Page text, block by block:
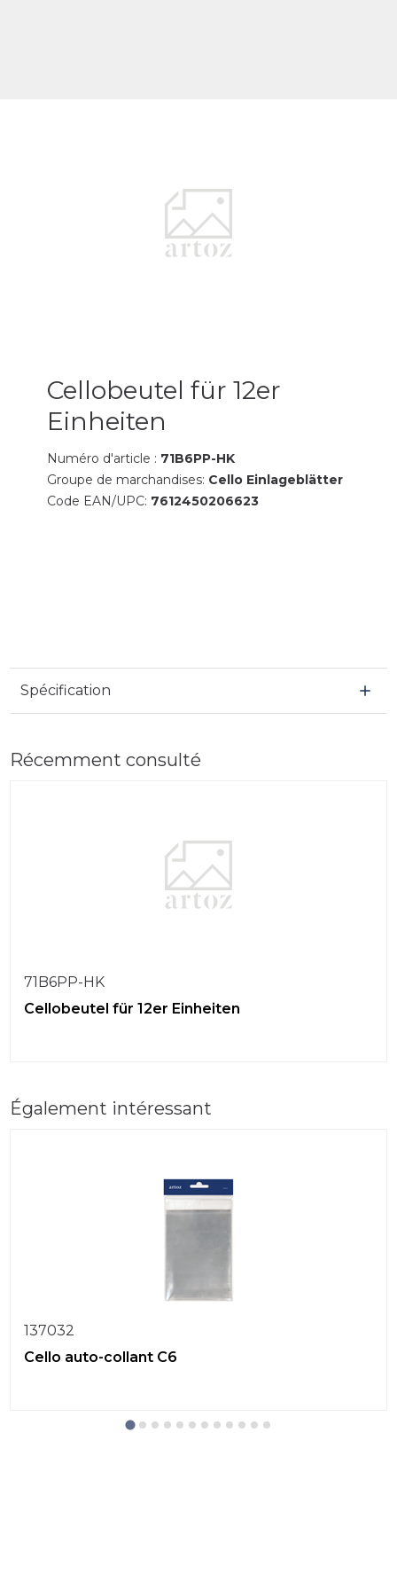
Cellobeutel für 12er
Einheiten
Numéro d'article : 71B6PP-HK
Groupe de marchandises: Cello Einlageblätter
Code EAN/UPC: 7612450206623
Spécification
Récemment consulté
71B6PP-HK
Cellobeutel für 12er Einheiten
Également intéressant
137032
Cello auto-collant C6